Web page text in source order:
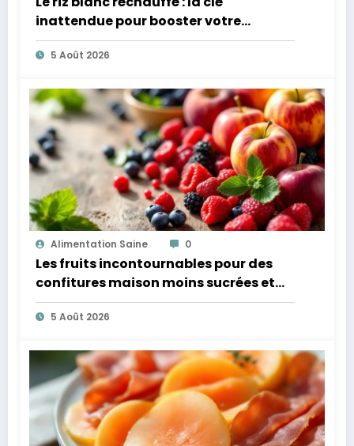
inattendue pour booster votre
microbiote
5 Août 2026
Alimentation Saine 0
Les fruits incontournables pour des
confitures maison moins sucrées et
plus légères
5 Août 2026